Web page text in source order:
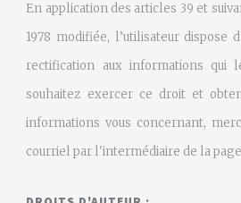
En application des articles 39 et
1978 modifiée, l’utilisateur dispose
rectification aux informations qui
souhaitez exercer ce droit et
informations vous concernant,
courriel par l'intermédiaire de la page